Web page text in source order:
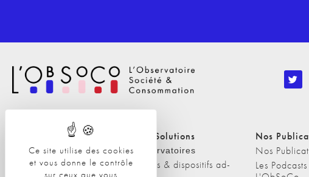
Ce site utilise des cookies
et vous donne le contrôle
sur ceux que vous
Nos Solutions
A propos
L'équipe
Nos Solutions
Observatoires
Etudes & dispositifs ad-
Nos
Nos
Les